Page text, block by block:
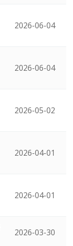
2026-06-04
2026-06-04
2026-05-02
2026-04-01
2026-04-01
2026-03-30